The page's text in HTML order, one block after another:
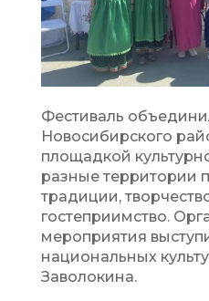
Фестиваль
Новосибирского
площадкой
разные территории
традиции,
гостеприимство.
мероприятия
национальных
Заволокина.